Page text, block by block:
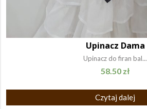
Upinacz Dama
Upinacz do firan bal...
58.50 zł
Czytaj dalej